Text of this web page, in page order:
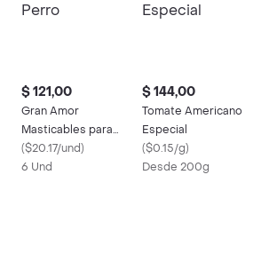
$ 121,00
Gran Amor
Masticables para
Perro
($20.17/und)
6 Und
$ 144,00
Tomate Americano
Especial
($0.15/g)
Desde 200g